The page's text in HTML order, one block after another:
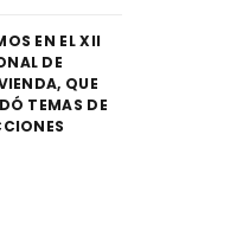
EN EL XII
DE
QUE
TEMAS DE